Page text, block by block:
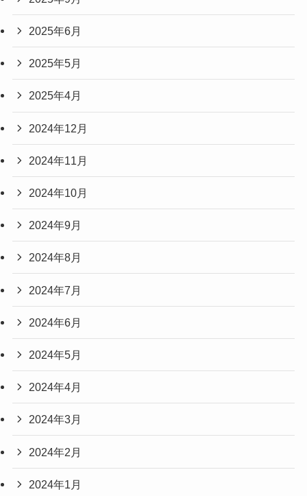
2025年6月
2025年5月
2025年4月
2024年12月
2024年11月
2024年10月
2024年9月
2024年8月
2024年7月
2024年6月
2024年5月
2024年4月
2024年3月
2024年2月
2024年1月